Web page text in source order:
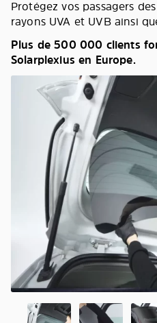
Protégez vos passagers
rayons UVA et UVB ainsi
Plus de 500 000 clients
Solarplexius en Europe.